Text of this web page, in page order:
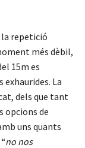
la repetició
més dèbil,
15m es
La
dels que tant
opcions de
uns quants
no nos